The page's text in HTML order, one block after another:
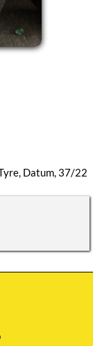
Datum, 37/22